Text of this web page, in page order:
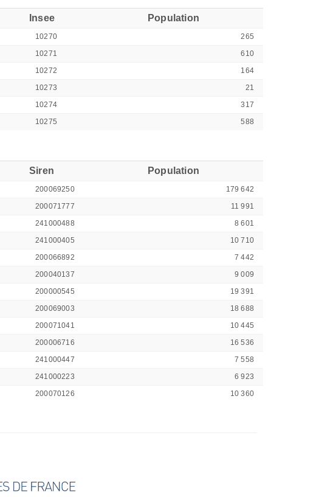
Insee Population
10270
265
10271
610
10272
164
10273
21
10274
317
10275 588
Siren Population
200069250
179 642
200071777
11 991
241000488
8 601
241000405
10 710
200066892
7 442
200040137
9 009
200000545
19 391
200069003
18 688
200071041
10 445
200006716
16 536
241000447
7 558
241000223
6 923
200070126 10 360